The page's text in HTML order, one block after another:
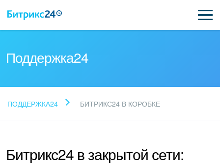
Прочитайте готовые
Новые статьи
Поддержка24
ПОДДЕРЖКА24 БИТРИКС24 В КОРОБКЕ
Битрикс24 в закрытой сети: